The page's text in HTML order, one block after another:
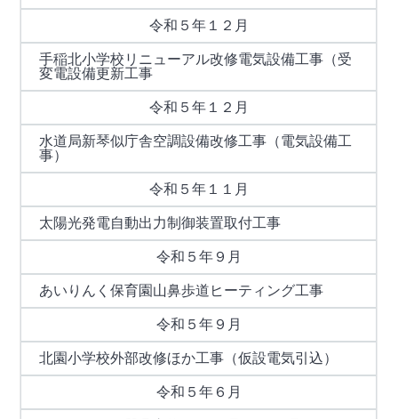
令和５年１２月
手稲北小学校リニューアル改修電気設備工事（受
変電設備更新工事
令和５年１２月
水道局新琴似庁舎空調設備改修工事（電気設備工
事）
令和５年１１月
太陽光発電自動出力制御装置取付工事
令和５年９月
あいりんく保育園山鼻歩道ヒーティング工事
令和５年９月
北園小学校外部改修ほか工事（仮設電気引込）
令和５年６月